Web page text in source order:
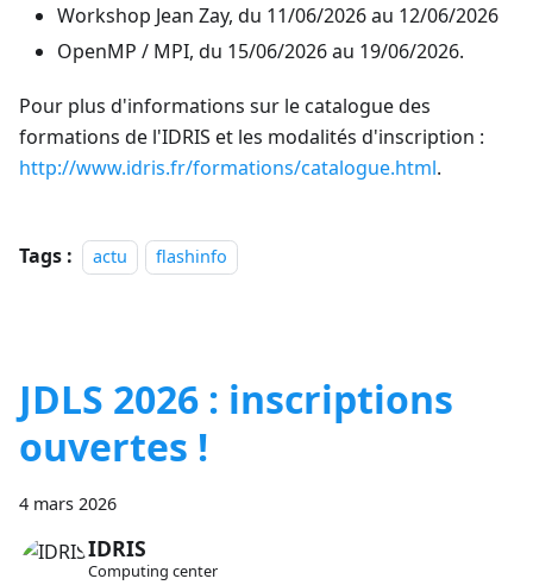
Workshop Jean Zay, du 11/06/2026 au 12/06/2026
OpenMP / MPI, du 15/06/2026 au 19/06/2026.
Pour plus d'informations sur le catalogue des
formations de l'IDRIS et les modalités d'inscription :
http://www.idris.fr/formations/catalogue.html.
Tags : actu flashinfo
JDLS 2026 : inscriptions
ouvertes !
4 mars 2026
IDRIS
Computing center